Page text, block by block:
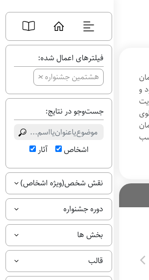
فیلترهای اعمال شده:
هشتمین جشنواره+
جست‌وجو در نتایج:
اشخاص آثار
نقش شخص(ویژه اشخاص)
دوره جشنواره
بخش ها
قالب
می‌شود و
روایت